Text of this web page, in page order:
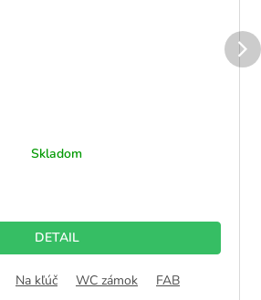
Skladom
DETAIL
Na kľúč WC zámok FAB